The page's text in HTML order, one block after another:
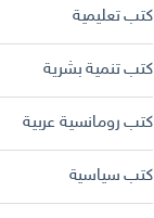
كتب تعليمية
كتب تنمية بشرية
كتب رومانسية عربية
كتب سياسية